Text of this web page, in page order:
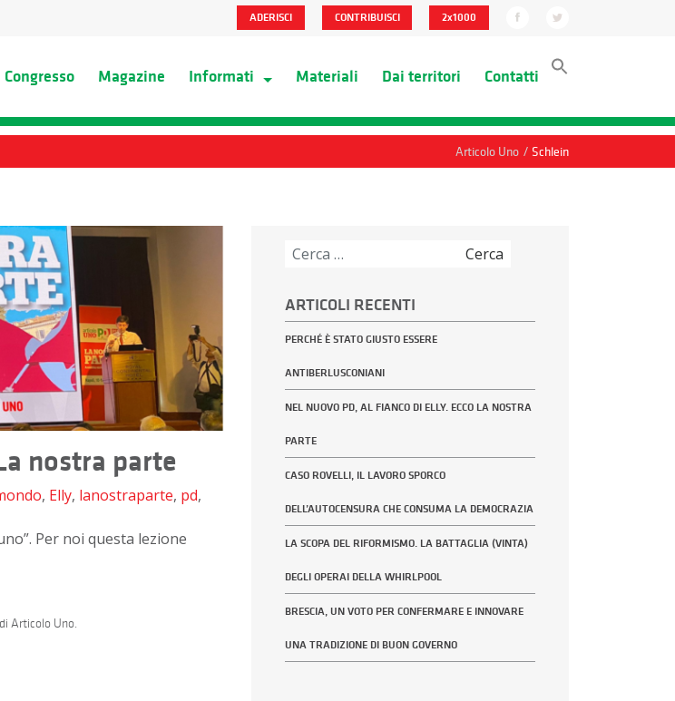
ADERISCI CONTRIBUISCI 2x1000
Congresso Magazine Informati Materiali Dai territori Contatti
Articolo Uno / Schlein
nostra parte
, Elly, lanostraparte, pd,
Per noi questa lezione
Articolo Uno.
ARTICOLI RECENTI
PERCHÉ È STATO GIUSTO ESSERE
ANTIBERLUSCONIANI
NEL NUOVO PD, AL FIANCO DI ELLY. ECCO LA NOSTRA
PARTE
CASO ROVELLI, IL LAVORO SPORCO
DELL’AUTOCENSURA CHE CONSUMA LA DEMOCRAZIA
LA SCOPA DEL RIFORMISMO. LA BATTAGLIA (VINTA)
DEGLI OPERAI DELLA WHIRLPOOL
BRESCIA, UN VOTO PER CONFERMARE E INNOVARE
UNA TRADIZIONE DI BUON GOVERNO